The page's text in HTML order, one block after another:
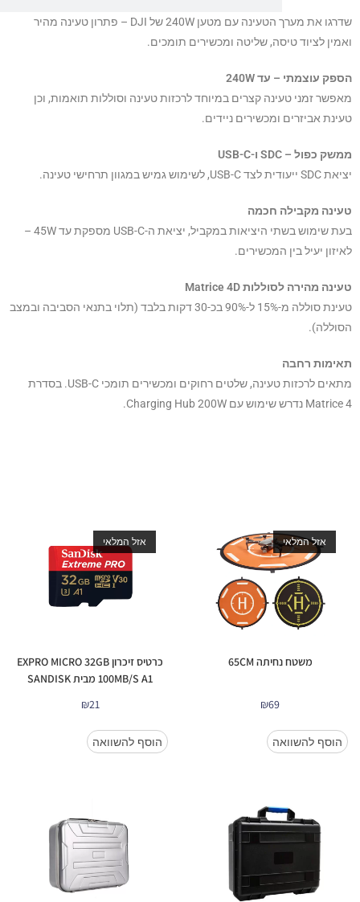
שדרגו את מערך הטעינה עם מטען 240W של DJI – פתרון טעינה מהיר
ואמין לציוד טיסה, שליטה ומכשירים תומכים.
הספק עוצמתי – עד 240W
מאפשר זמני טעינה קצרים במיוחד לרכזות טעינה וסוללות תואמות, וכן
טעינת אביזרים ומכשירים ניידים.
ממשק כפול – SDC ו-USB-C
יציאת SDC ייעודית לצד USB-C, לשימוש גמיש במגוון תרחישי טעינה.
טעינה מקבילה חכמה
בעת שימוש בשתי היציאות במקביל, יציאת ה-USB-C מספקת עד 45W –
לאיזון יעיל בין המכשירים.
טעינה מהירה לסוללות Matrice 4D
טעינת סוללה מ-15% ל-90% בכ-30 דקות בלבד (תלוי בתנאי הסביבה ובמצב
הסוללה).
תאימות רחבה
מתאים לרכזות טעינה, שלטים רחוקים ומכשירים תומכי USB-C. בסדרת
Matrice 4 נדרש שימוש עם Charging Hub 200W.
אזל המלאי
משטח נחיתה 65CM
₪69
הוסף להשוואה
אזל המלאי
כרטיס זיכרון EXPRO MICRO 32GB
100MB/S A1 מבית SANDISK
₪21
הוסף להשוואה